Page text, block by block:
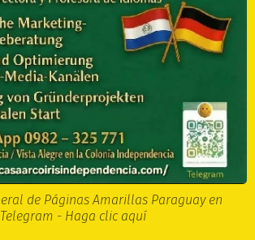
de Páginas Amarillas Paraguay en
Telegram - Haga clic aquí